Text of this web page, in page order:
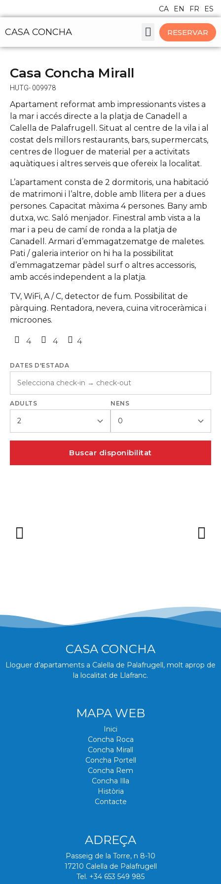
CA EN FR ES
CASA CONCHA RESERVAR
Casa Concha Mirall
HUTG- 009978
Apartament reformat amb impressionants vistes a
la mar i accés directe a la platja de Canadell a
Calella de Palafrugell. Situat al centre de la vila i al
costat dels millors restaurants, bars, supermercats,
centres de lloguer de material per a activitats
aquàtiques i altres serveis que ofereix la localitat.
L’apartament consta de 2 dormitoris, una habitació
de matrimoni i l’altre, doble amb llitera per a dues
persones. Capacitat màxima 4 persones. Bany amb
dutxa, wc. Saló menjador. Finestral amb vista a la
mar i a peu de camí de ronda a la platja de
Canadell. Armari d’emmagatzematge de maletes.
Pati / galeria interior on hi ha la possibilitat
d’emmagatzemar pàdel surf o altres accessoris,
amb accés independent a la platja.
TV, WiFi, A / C, detector de fum. Possibilitat de
pàrquing. Rentadora, nevera, cuina vitroceràmica i
microones.
4 4 4
DATES D'ESTADA
ADULTS NENS
Buscar disponibilitat
CASA CONCHA
Lloguer d’apartaments a Calella de Palafrugell, molt aprop de
la localitat de Llafranc.
MAPA WEB
Inici
Concha Roca
Concha Mirall
Concha Portell
Concha Rem
Concha Illa
Història
Contacte
ADREÇA
Passeig de la Torre, n 8-10
17210 Calella de Palafrugell
Tel. +34 653 549 985